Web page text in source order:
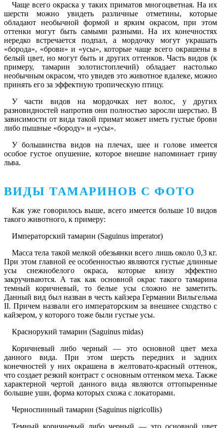
Чаще всего окраска у таких приматов многоцветная. На их
шерсти можно увидеть различные отметины, которые
обладают необычной формой и ярким окрасом, при этом
оттенки могут быть самыми разными. На их конечностях
нередко встречается подпал, а мордочку могут украшать
«борода», «брови» и «усы», которые чаще всего окрашены в
белый цвет, но могут быть и других оттенков. Часть видов (к
примеру, тамарин золотистоплечий) обладает настолько
необычным окрасом, что увидев это животное вдалеке, можно
принять его за эффектную тропическую птицу.
У части видов на мордочках нет волос, у других
разновидностей напротив они полностью заросли шерстью. В
зависимости от вида такой примат может иметь густые брови
либо пышные «бороду» и «усы».
У большинства видов на плечах, шее и голове имеется
особое густое опушение, которое внешне напоминает гриву
льва.
ВИДЫ ТАМАРИНОВ С ФОТО
Как уже говорилось выше, всего имеется больше 10 видов
такого животного, к примеру:
Императорский тамарин (Saguinus imperator)
Масса тела такой мелкой обезьянки всего лишь около 0,3 кг.
При этом главной ее особенностью являются густые длинные
усы снежнобелого окраса, которые книзу эффектно
закручиваются. А так как основной окрас такого тамарина
темный коричневый, то белые усы сложно не заметить.
Данный вид был назван в честь кайзера Германии Вильгельма
II. Причем назвали его императорским за внешнее сходство с
кайзером, у которого тоже были густые усы.
Краснорукий тамарин (Saguinus midas)
Коричневый либо черный — это основной цвет меха
данного вида. При этом шерсть передних и задних
конечностей у них окрашена в желтовато-красный оттенок,
что создает резкий контраст с основным оттенком меха. Также
характерной чертой данного вида являются оттопыренные
большие уши, форма которых схожа с локаторами.
Черноспинный тамарин (Saguinus nigricollis)